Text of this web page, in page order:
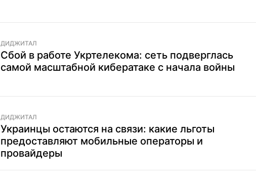
ДИДЖИТАЛ
Сбой в работе Укртелекома: сеть подверглась
самой масштабной кибератаке с начала войны
ДИДЖИТАЛ
Украинцы остаются на связи: какие льготы
предоставляют мобильные операторы и
провайдеры